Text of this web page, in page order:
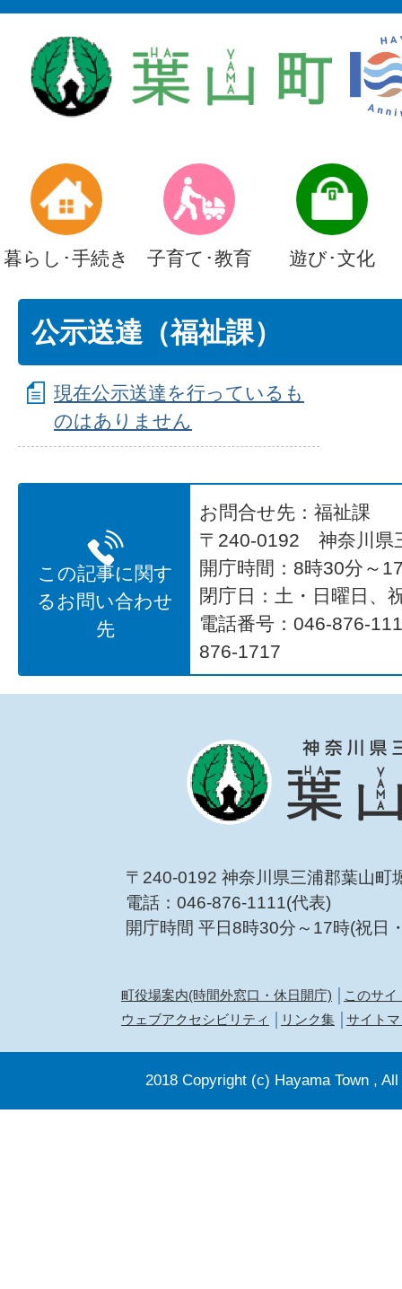
暮らし･手続き 子育て･教育 遊び･文化
公示送達（福祉課）
現在公示送達を行っているも
のはありません
この記事に関す
るお問い合わせ
先
お問合せ先：福祉課
〒240-0192 神奈川県
開庁時間：8時30分～
閉庁日：土・日曜日、
電話番号：046-876-
876-1717
〒240-0192 神奈川県三浦郡葉山町
電話：046-876-1111(代表)
開庁時間 平日8時30分～17時(祝日
町役場案内(時間外窓口・休日開庁)
このサイ
ウェブアクセシビリティ
リンク集 サイト
2018 Copyright (c) Hayama Town ,